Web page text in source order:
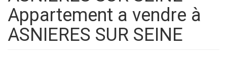
Appartement a vendre à
ASNIERES SUR SEINE